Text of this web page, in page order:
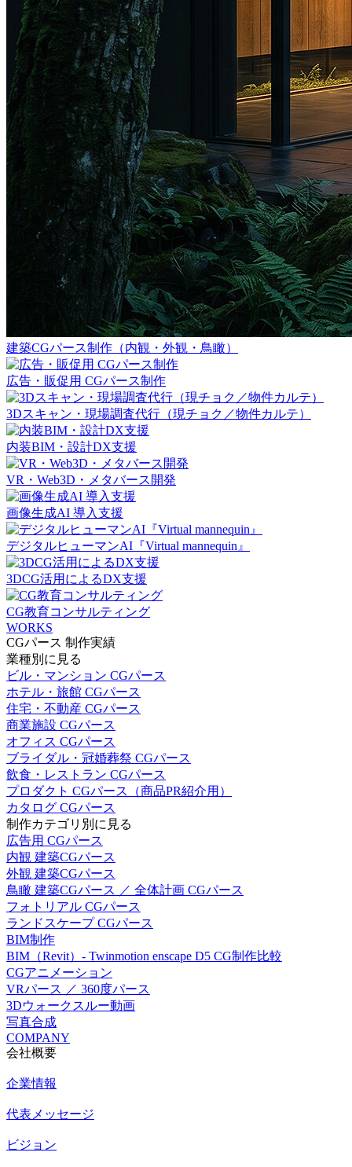
建築CGパース制作（内観・外観・鳥瞰）
広告・販促用 CGパース制作
3Dスキャン・現場調査代行（現チョク／物件カルテ）
内装BIM・設計DX支援
VR・Web3D・メタバース開発
画像生成AI 導入支援
デジタルヒューマンAI『Virtual mannequin』
3DCG活用によるDX支援
CG教育コンサルティング
WORKS
CGパース 制作実績
業種別に見る
ビル・マンション CGパース
ホテル・旅館 CGパース
住宅・不動産 CGパース
商業施設 CGパース
オフィス CGパース
ブライダル・冠婚葬祭 CGパース
飲食・レストラン CGパース
プロダクト CGパース（商品PR紹介用）
カタログ CGパース
制作カテゴリ別に見る
広告用 CGパース
内観 建築CGパース
外観 建築CGパース
鳥瞰 建築CGパース ／ 全体計画 CGパース
フォトリアル CGパース
ランドスケープ CGパース
BIM制作
BIM（Revit）- Twinmotion enscape D5 CG制作比較
CGアニメーション
VRパース ／ 360度パース
3Dウォークスルー動画
写真合成
COMPANY
会社概要
企業情報
代表メッセージ
ビジョン